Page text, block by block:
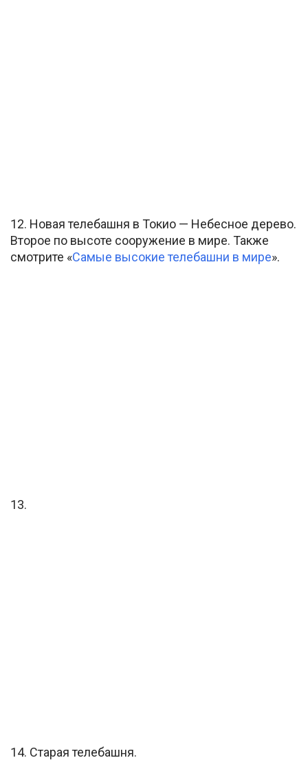
12. Новая телебашня в Токио — Небесное дерево.
Второе по высоте сооружение в мире. Также
смотрите «Самые высокие телебашни в мире».
13.
14. Старая телебашня.